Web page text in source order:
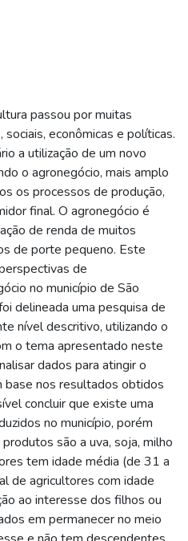
passou por muitas
econômicas e políticas.
a utilização de um novo
o agronegócio, mais amplo
os processos de produção,
final. O agronegócio é
de renda de muitos
de porte pequeno. Este
de
no município de São
delineada uma pesquisa de
nível descritivo, utilizando o
o tema apresentado neste
dados para atingir o
nos resultados obtidos
concluir que existe uma
no município, porém
são a uva, soja, milho
tem idade média (de 31 a
de agricultores com idade
ao interesse dos filhos ou
em permanecer no meio